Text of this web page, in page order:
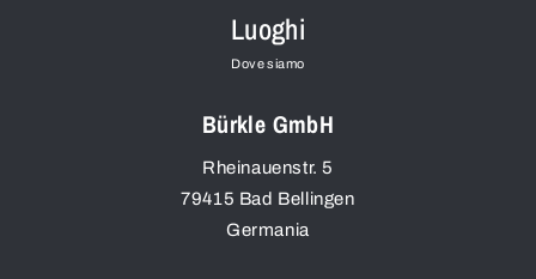
Luoghi
Dove siamo
Bürkle GmbH
Rheinauenstr. 5
79415 Bad Bellingen
Germania